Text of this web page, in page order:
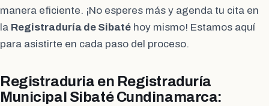
manera eficiente. ¡No esperes más y agenda tu cita en
la Registraduría de Sibaté hoy mismo! Estamos aquí
para asistirte en cada paso del proceso.
Registraduria en Registraduría
Municipal Sibaté Cundinamarca: